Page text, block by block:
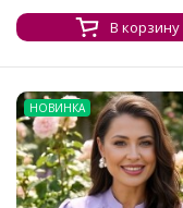
В корзину
НОВИНКА